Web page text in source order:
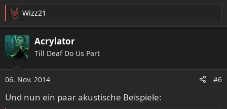
R
e
a
k
t
n
e
n
Wizz21
Acrylator
Till Deaf Do Us Part
06. Nov. 2014 #6
Und nun ein paar akustische Beispiele: